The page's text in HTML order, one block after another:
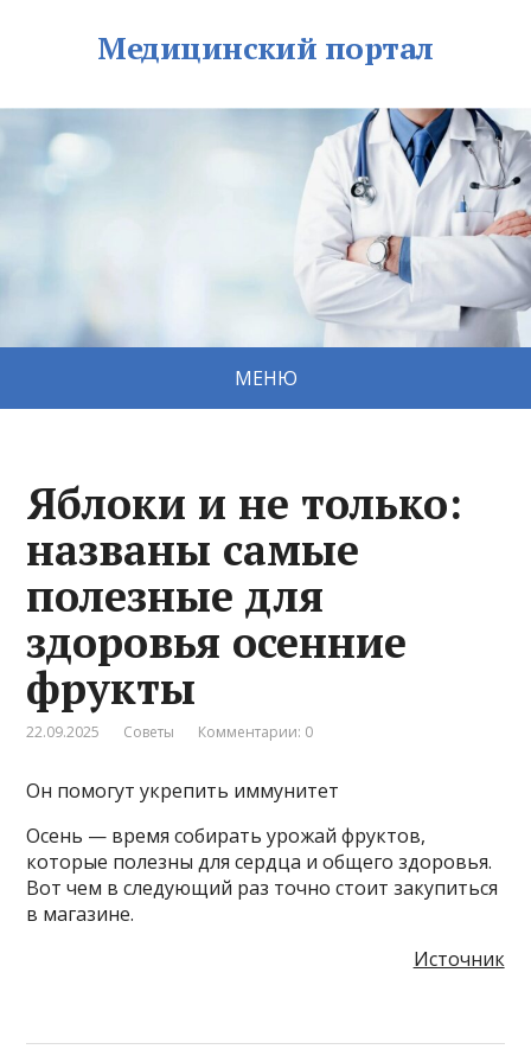
Медицинский портал
МЕНЮ
Яблоки и не только:
названы самые
полезные для
здоровья осенние
фрукты
22.09.2025 Советы Комментарии: 0
Он помогут укрепить иммунитет
Осень — время собирать урожай фруктов,
которые полезны для сердца и общего здоровья.
Вот чем в следующий раз точно стоит закупиться
в магазине.
Источник